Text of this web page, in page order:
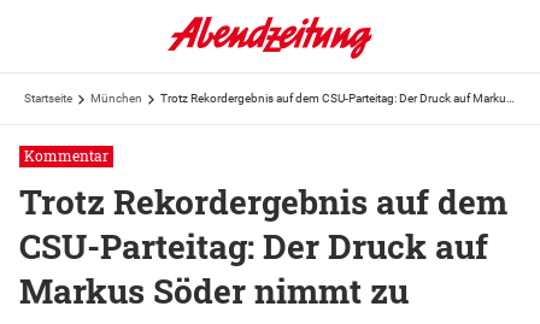
Startseite München
Kommentar
Trotz Rekordergebnis auf dem
CSU-Parteitag: Der Druck auf
Markus Söder nimmt zu